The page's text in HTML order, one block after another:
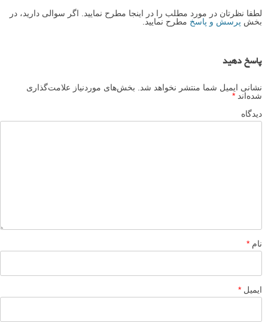
لطفا نظرتان در مورد مطلب را در اینجا مطرح نمایید. اگر سوالی دارید، در
بخش پرسش و پاسخ مطرح نمایید.
پاسخ دهید
نشانی ایمیل شما منتشر نخواهد شد.
بخش‌های موردنیاز علامت‌گذاری
شده‌اند *
دیدگاه
نام *
ایمیل *